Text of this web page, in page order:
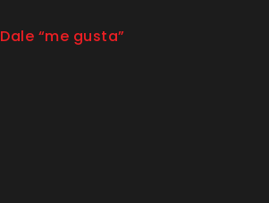
Dale “me gusta”